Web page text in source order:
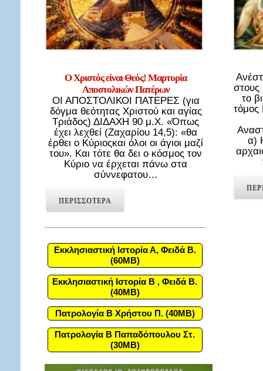
Ο Χριστός είναι Θεός! Μαρτυρία
Αποστολικών Πατέρων
ΟΙ ΑΠΟΣΤΟΛΙΚΟΙ ΠΑΤΕΡΕΣ (για
δόγμα θεότητας Χριστού και αγίας
Τριάδος) ΔΙΔΑΧΗ 90 μ.Χ. «Όπως
έχει λεχθεί (Ζαχαρίου 14,5): «θα
έρθει ο Κύριοςκαι όλοι οι άγιοι μαζί
του». Και τότε θα δει ο κόσμος τον
Κύριο να έρχεται πάνω στα
σύννεφατου…
ΠΕΡΙΣΣΟΤΕΡΑ
Εκκλησιαστική Ιστορία Α, Φειδά Β.
(60MB)
Εκκλησιαστική Ιστορία Β , Φειδά Β.
(40MB)
Πατρολογία Β Χρήστου Π. (40MB)
Πατρολογία Β Παπαδόπουλου Στ.
(30MB)
στους
το
α)